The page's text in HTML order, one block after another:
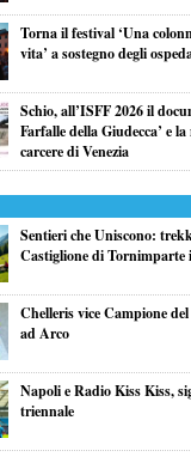
Torna il festival ‘Una
vita’ a sostegno degli
Schio, all’ISFF 2026 il
Farfalle della Giudecca’ e
carcere di Venezia
Sentieri che Uniscono:
Castiglione di Tornimparte
Chelleris vice Campione
ad Arco
Napoli e Radio Kiss Kiss,
triennale